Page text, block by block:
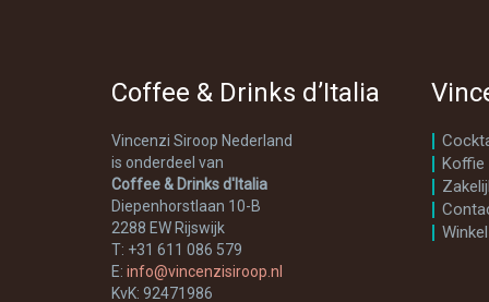
Coffee & Drinks d’Italia
Vincenzi Siroop Nederland
is onderdeel van
Coffee & Drinks d'Italia
Diepenhorstlaan 10-B
2288 EW Rijswijk
T: +31 611 086 579
E: info@vincenzisiroop.nl
KvK: 92471986
Koffie
Winkel